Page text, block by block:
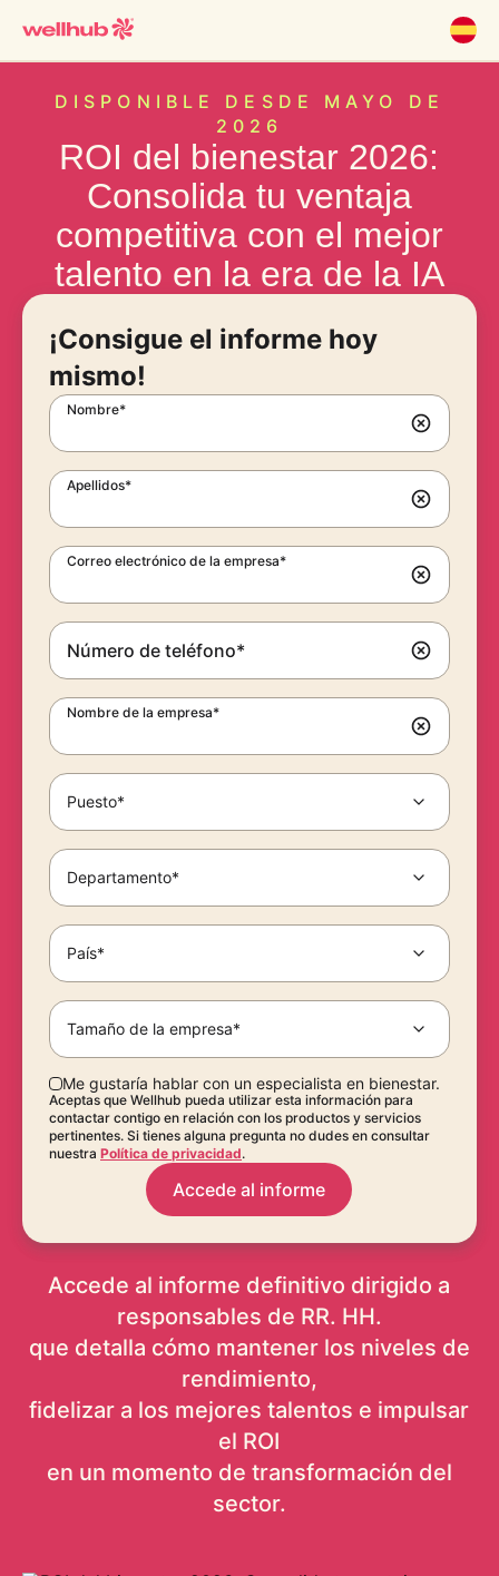
DISPONIBLE DESDE MAYO DE
2026
ROI del bienestar 2026:
Consolida tu ventaja
competitiva con el mejor
talento en la era de la IA
¡Consigue el informe hoy
mismo!
Nombre*
Apellidos*
Correo electrónico de la empresa*
Número de teléfono*
Nombre de la empresa*
Puesto*
Departamento*
País*
Tamaño de la empresa*
Me gustaría hablar con un especialista en bienestar.
Aceptas que Wellhub pueda utilizar esta información para
contactar contigo en relación con los productos y servicios
pertinentes. Si tienes alguna pregunta no dudes en consultar
nuestra Política de privacidad.
Accede al informe
Accede al informe definitivo dirigido a
responsables de RR. HH.
que detalla cómo mantener los niveles de
rendimiento,
fidelizar a los mejores talentos e impulsar
el ROI
en un momento de transformación del
sector.